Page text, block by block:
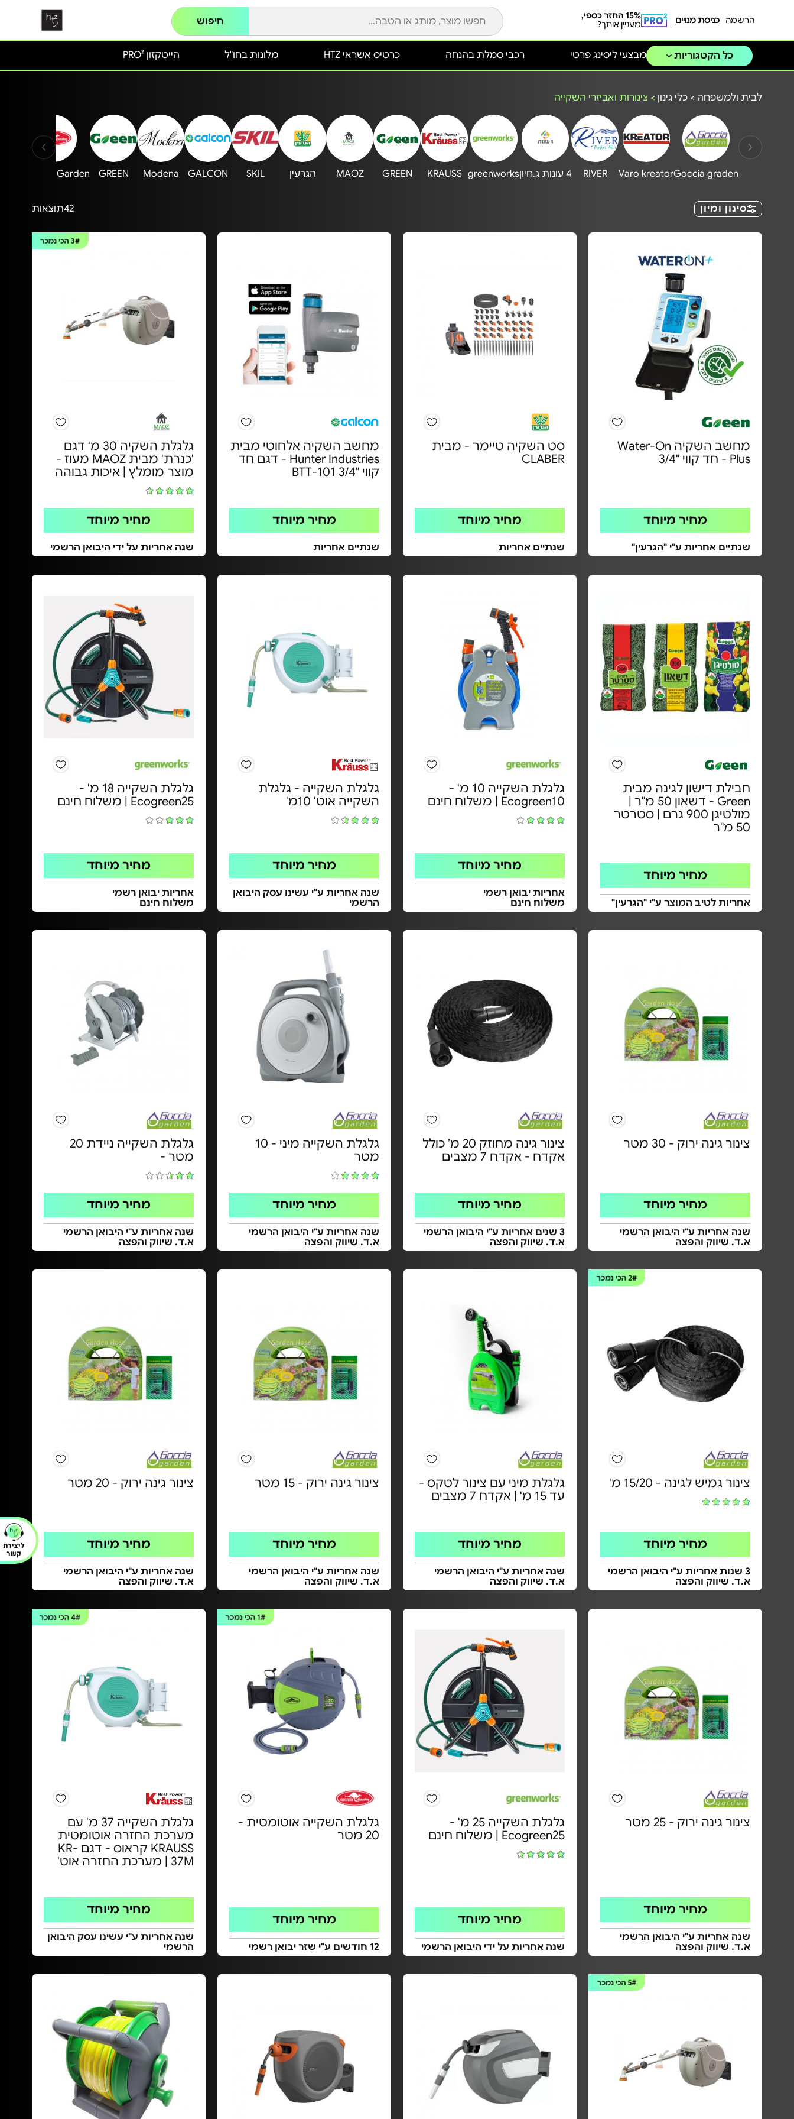
הרשמה כניסת מנויים
15% החזר כספי,
מעניין אותך?
חיפוש
כל הקטגוריות הייטקזון PRO² מלונות בחו"ל כרטיס אשראי HTZ מבצעי ליסינג פרטי רכבי סמלת בהנחה
לבית ולמשפחה > כלי גינון > צינורות ואביזרי השקייה
Goccia graden
Varo kreator
RIVER 4 עונות ג.חיון greenworks
KRAUSS
GREEN
MAOZ הגרעין‏ SKIL
GALCON
Modena
GREEN
Australia Garden
סינון ומיון 42תוצאות
מחשב השקיה Water-On
Plus - חד קווי "3/4
מחיר מיוחד
שנתיים אחריות ע"י "הגרעין"
סט השקיה טיימר - מבית
CLABER
מחיר מיוחד
שנתיים אחריות
מחשב השקיה אלחוטי מבית
Hunter Industries - דגם חד
קווי "3/4 BTT-101
מחיר מיוחד
שנתיים אחריות
3#הכי נמכר
גלגלת השקיה 30 מ' דגם
'כנרת' מבית MAOZ מעוז -
מוצר מומלץ | איכות גבוהה
מחיר מיוחד
שנה אחריות על ידי היבואן הרשמי
חבילת דישון לגינה מבית
Green - דשאון 50 מ"ר |
מולטיגן 900 גרם | סטרטר
50 מ"ר
מחיר מיוחד
אחריות לטיב המוצר ע"י "הגרעין"
גלגלת השקייה 10 מ' -
Ecogreen10 | משלוח חינם
מחיר מיוחד
אחריות יבואן רשמי
משלוח חינם
גלגלת השקייה - גלגלת
השקייה אוט' 10מ'
מחיר מיוחד
שנה אחריות ע"י עשינו עסק היבואן
הרשמי
גלגלת השקייה 18 מ' -
Ecogreen25 | משלוח חינם
מחיר מיוחד
אחריות יבואן רשמי
משלוח חינם
צינור גינה ירוק - 30 מטר
מחיר מיוחד
שנה אחריות ע"י היבואן הרשמי
א.ד. שיווק והפצה
צינור גינה מחוזק 20 מ’ כולל
אקדח - אקדח 7 מצבים
מחיר מיוחד
3 שנים אחריות ע"י היבואן הרשמי
א.ד. שיווק והפצה
גלגלת השקייה מיני - 10
מטר
מחיר מיוחד
שנה אחריות ע"י היבואן הרשמי
א.ד. שיווק והפצה
גלגלת השקייה ניידת 20
מטר -
מחיר מיוחד
שנה אחריות ע"י היבואן הרשמי
א.ד. שיווק והפצה
2#הכי נמכר
צינור גמיש לגינה - 15/20 מ'
מחיר מיוחד
3 שנות אחריות ע"י היבואן הרשמי
א.ד. שיווק והפצה
גלגלת מיני עם צינור לטקס -
עד 15 מ' | אקדח 7 מצבים
מחיר מיוחד
שנה אחריות ע"י היבואן הרשמי
א.ד. שיווק והפצה
צינור גינה ירוק - 15 מטר
מחיר מיוחד
שנה אחריות ע"י היבואן הרשמי
א.ד. שיווק והפצה
צינור גינה ירוק - 20 מטר
מחיר מיוחד
שנה אחריות ע"י היבואן הרשמי
א.ד. שיווק והפצה
צינור גינה ירוק - 25 מטר
מחיר מיוחד
שנה אחריות ע"י היבואן הרשמי
א.ד. שיווק והפצה
גלגלת השקייה 25 מ' -
Ecogreen25 | משלוח חינם
מחיר מיוחד
שנה אחריות על ידי היבואן הרשמי
1#הכי נמכר
גלגלת השקייה אוטומטית -
20 מטר
מחיר מיוחד
12 חודשים ע"י שזר יבואן רשמי
4#הכי נמכר
גלגלת השקייה 37 מ' עם
מערכת החזרה אוטומטית
KRAUSS קראוס - דגם KR-
37M | מערכת החזרה אוט'
מחיר מיוחד
שנה אחריות ע"י עשינו עסק היבואן
הרשמי
5#הכי נמכר